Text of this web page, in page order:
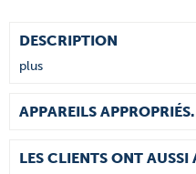
DESCRIPTION
plus
APPAREILS APPROPRIÉS.
LES CLIENTS ONT AUSSI